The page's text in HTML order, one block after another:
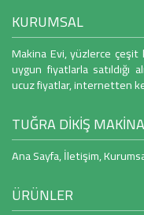
KURUMSAL
Makina Evi, yüzlerce
uygun fiyatlarla satıldığı
ucuz fiyatlar, internetten
TUĞRA DİKİŞ
Ana Sayfa,İletişim,
ÜRÜNLER